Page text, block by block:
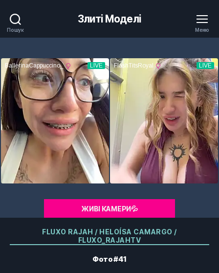
Пошук
Злиті Моделі
Меню
ЖИВІ КАМЕРИ💦
Категорії
FLUXO RAJAH / HELOÍSA CAMARGO /
FLUXO_RAJAHTV
Фото #41